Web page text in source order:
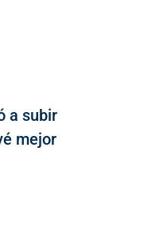
a subir
mejor